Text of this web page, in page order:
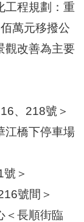
工程規劃：重
萬元移撥公
觀改善為主要
、218號＞
江橋下停車場
＞
號間＞
＜長順街臨